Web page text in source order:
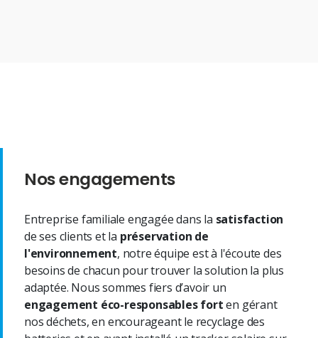
Nos engagements
Entreprise familiale engagée dans la satisfaction
de ses clients et la préservation de
l'environnement, notre équipe est à l'écoute des
besoins de chacun pour trouver la solution la plus
adaptée. Nous sommes fiers d’avoir un
engagement éco-responsables forten gérant
nos déchets, en encourageant le recyclage des